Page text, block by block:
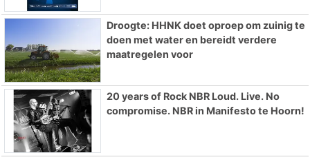
Droogte: HHNK doet oproep om zuinig te
doen met water en bereidt verdere
maatregelen voor
20 years of Rock NBR Loud. Live. No
compromise. NBR in Manifesto te Hoorn!